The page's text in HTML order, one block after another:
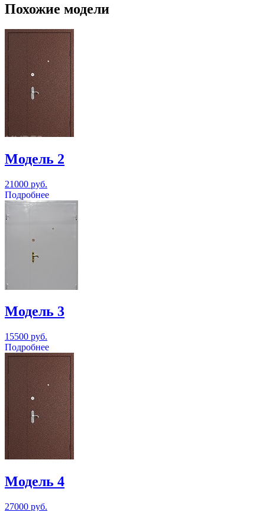
Похожие модели
Модель 2
21000 руб.
Подробнее
Модель 3
15500 руб.
Подробнее
Модель 4
27000 руб.